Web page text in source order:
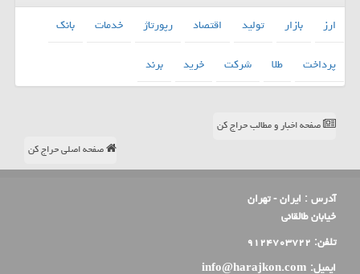
ارز بازار تولید اقتصاد رپورتاژ خدمات
بانك
پرداخت
طلا شركت خرید برند
صفحه اخبار و مطالب حراج کن
صفحه اصلی حراج کن
آدرس : ایران - تهران
خیابان طالقانی
تلفن: ۹۱۲۴۷۰۳۷۲۲
ایمیل: info@harajkon.com